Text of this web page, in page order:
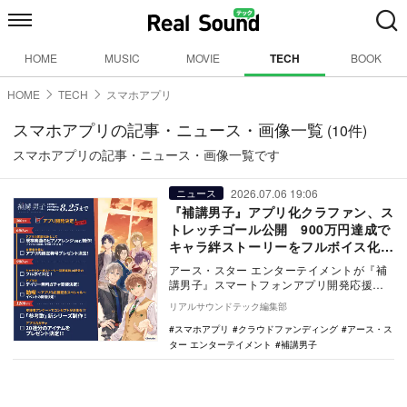
HOME MUSIC MOVIE TECH BOOK
HOME TECH スマホアプリ
スマホアプリの記事・ニュース・画像一覧 (10件)
スマホアプリの記事・ニュース・画像一覧です
ニュース 2026.07.06 19:06
『補講男子』アプリ化クラファン、ス
トレッチゴール公開 900万円達成で
キャラ絆ストーリーをフルボイス化
新リターン品も追加
アース・スター エンターテイメントが『補
講男子』スマートフォンアプリ開発応援プ
ロジェクトのストレッチゴールと新規リタ
ーン品を公開…
リアルサウンドテック編集部
スマホアプリ
クラウドファンディング
アース・ス
ター エンターテイメント
補講男子